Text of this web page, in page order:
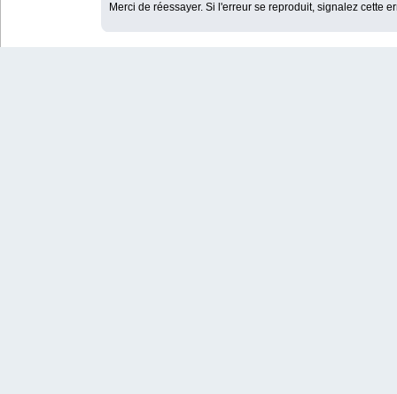
Merci de réessayer. Si l'erreur se reproduit, signalez cette